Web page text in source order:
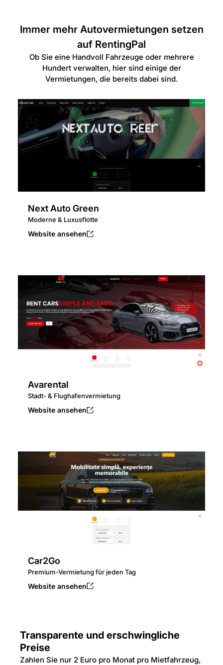
Immer mehr Autovermietungen setzen
auf RentingPal
Ob Sie eine Handvoll Fahrzeuge oder mehrere
Hundert verwalten, hier sind einige der
Vermietungen, die bereits dabei sind.
Next Auto Green
Moderne & Luxusflotte
Website ansehen
Avarental
Stadt- & Flughafenvermietung
Website ansehen
Car2Go
Premium-Vermietung für jeden Tag
Website ansehen
Transparente und erschwingliche
Preise
Zahlen Sie nur 2 Euro pro Monat pro Mietfahrzeug,